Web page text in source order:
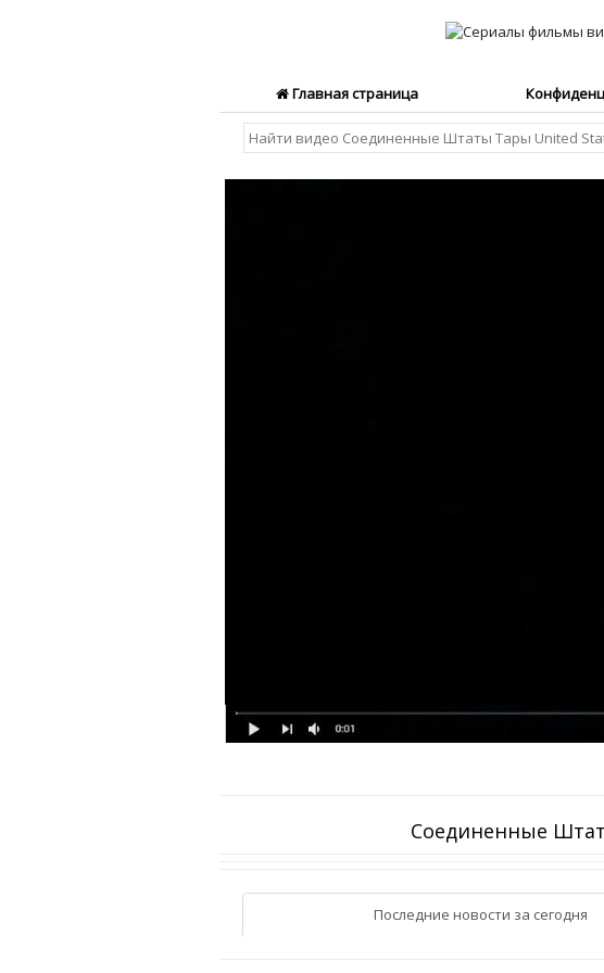
Главная страница
Соединенные
Последние новости за сегодня